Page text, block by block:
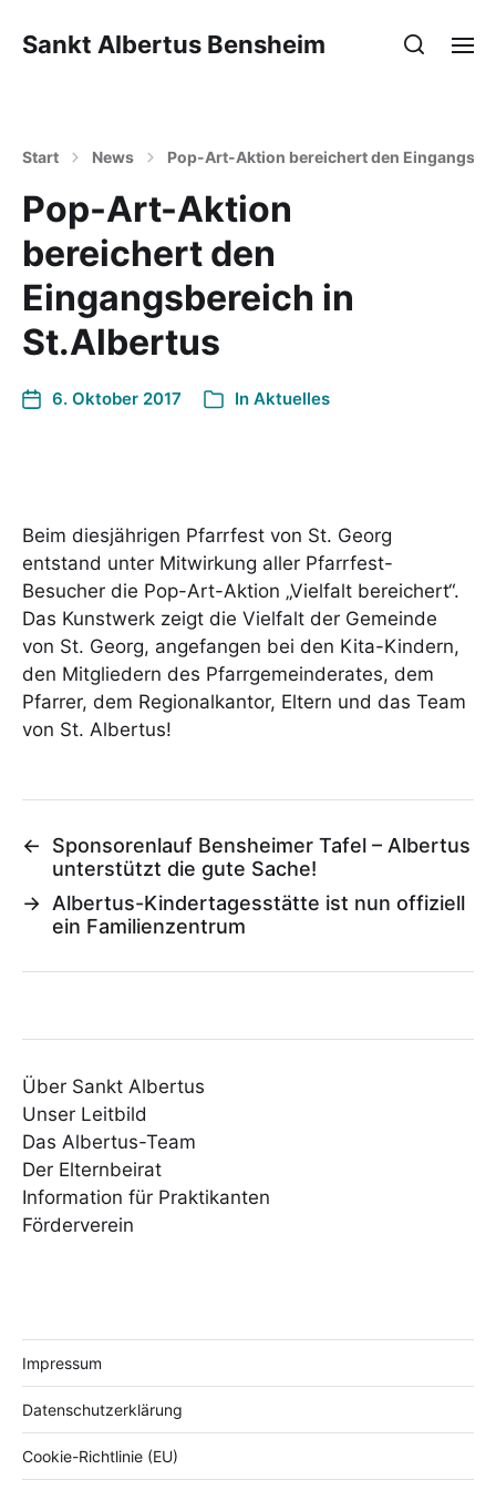
Sankt Albertus Bensheim
Start News Pop-Art-Aktion bereichert den
Pop-Art-Aktion
bereichert den
Eingangsbereich in
St.Albertus
6. Oktober 2017 In Aktuelles
Beim diesjährigen Pfarrfest von St. Georg
entstand unter Mitwirkung aller Pfarrfest-
Besucher die Pop-Art-Aktion „Vielfalt bereichert“.
Das Kunstwerk zeigt die Vielfalt der Gemeinde
von St. Georg, angefangen bei den Kita-Kindern,
den Mitgliedern des Pfarrgemeinderates, dem
Pfarrer, dem Regionalkantor, Eltern und das Team
von St. Albertus!
←
Sponsorenlauf Bensheimer Tafel – Albertus
unterstützt die gute Sache!
→ Albertus-Kindertagesstätte ist nun offiziell
ein Familienzentrum
Über Sankt Albertus
Unser Leitbild
Das Albertus-Team
Der Elternbeirat
Information für Praktikanten
Förderverein
Impressum
Datenschutzerklärung
Cookie-Richtlinie (EU)